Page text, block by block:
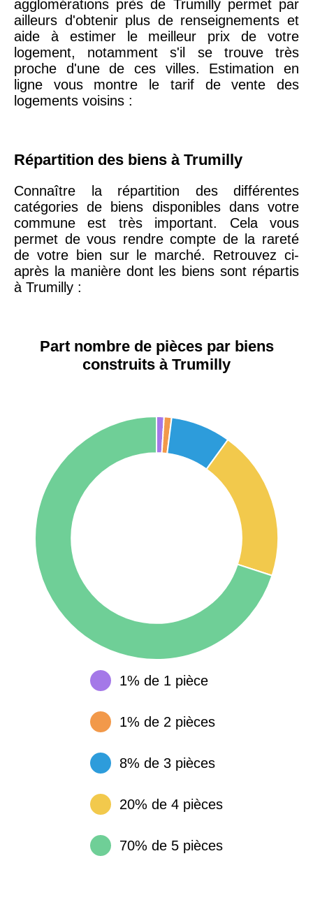
75020 -Paris
20ème
arrondissement
9 623 € 11 141 €
75019 -
Paris
19ème
9 231 €
51100 -Reims 3 036 € 2 667 €
75013 -Paris
13ème
arrondissement
10 073 € 11 085 €
76600 - Le Havre 2 455 € 2 453 €
Étienne
Paris
arrondissement
15 155 €
83000 - Toulon
38000 - Grenoble 3 382 €
agglomérations près de Trumilly permet par
ailleurs d'obtenir plus de renseignements et
aide à estimer le meilleur prix de votre
logement, notamment s'il se trouve très
proche d'une de ces villes. Estimation en
ligne vous montre le tarif de vente des
logements voisins :
Répartition des biens à Trumilly
Connaître la répartition des différentes
catégories de biens disponibles dans votre
commune est très important. Cela vous
permet de vous rendre compte de la rareté
de votre bien sur le marché. Retrouvez ci-
après la manière dont les biens sont répartis
à Trumilly :
Part nombre de pièces par biens
construits à Trumilly
1% de 1 pièce
1% de 2 pièces
8% de 3 pièces
20% de 4 pièces
70% de 5 pièces